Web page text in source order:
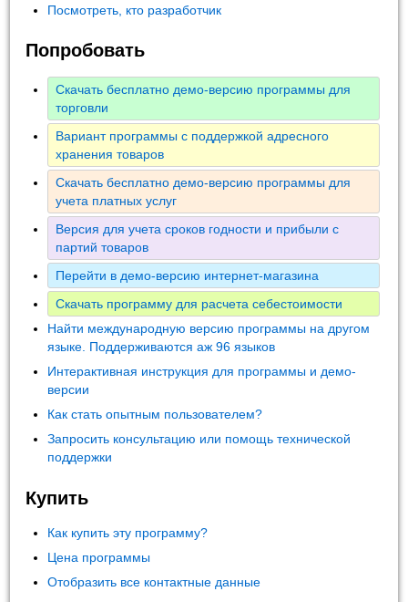
Посмотреть, кто разработчик
Попробовать
Скачать бесплатно демо-версию программы для
торговли
Вариант программы с поддержкой адресного
хранения товаров
Скачать бесплатно демо-версию программы для
учета платных услуг
Версия для учета сроков годности и прибыли с
партий товаров
Перейти в демо-версию интернет-магазина
Скачать программу для расчета себестоимости
Найти международную версию программы на другом
языке. Поддерживаются аж 96 языков
Интерактивная инструкция для программы и демо-
версии
Как стать опытным пользователем?
Запросить консультацию или помощь технической
поддержки
Купить
Как купить эту программу?
Цена программы
Отобразить все контактные данные